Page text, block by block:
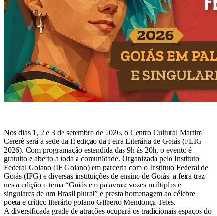
Nos dias 1, 2 e 3 de setembro de 2026, o Centro Cultural Martim
Cererê será a sede da II edição da Feira Literária de Goiás (FLIG
2026). Com programação estendida das 9h às 20h, o evento é
gratuito e aberto a toda a comunidade. Organizada pelo Instituto
Federal Goiano (IF Goiano) em parceria com o Instituto Federal de
Goiás (IFG) e diversas instituições de ensino de Goiás, a feira traz
nesta edição o tema “Goiás em palavras: vozes múltiplas e
singulares de um Brasil plural” e presta homenagem ao célebre
poeta e crítico literário goiano Gilberto Mendonça Teles.
A diversificada grade de atrações ocupará os tradicionais espaços do